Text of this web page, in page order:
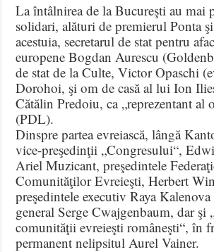
La întâlnirea de la Bucureşti au mai
solidari, alături de premierul Ponta
acestuia, secretarul de stat pentru
europene Bogdan Aurescu
de stat de la Culte, Victor Opaschi
Dorohoi, şi om de casă al lui Ion
Cătălin Predoiu, ca „reprezentant al
(PDL).
Dinspre partea evreiască, lângă
vice-preşedinţii „Congresului“,
Ariel Muzicant, preşedintele
Comunităţilor Evreieşti, Herbert
preşedintele executiv Raya Kalenova
general Serge Cwajgenbaum, dar şi
comunităţii evreieşti româneşti“, în
permanent nelipsitul Aurel Vainer.